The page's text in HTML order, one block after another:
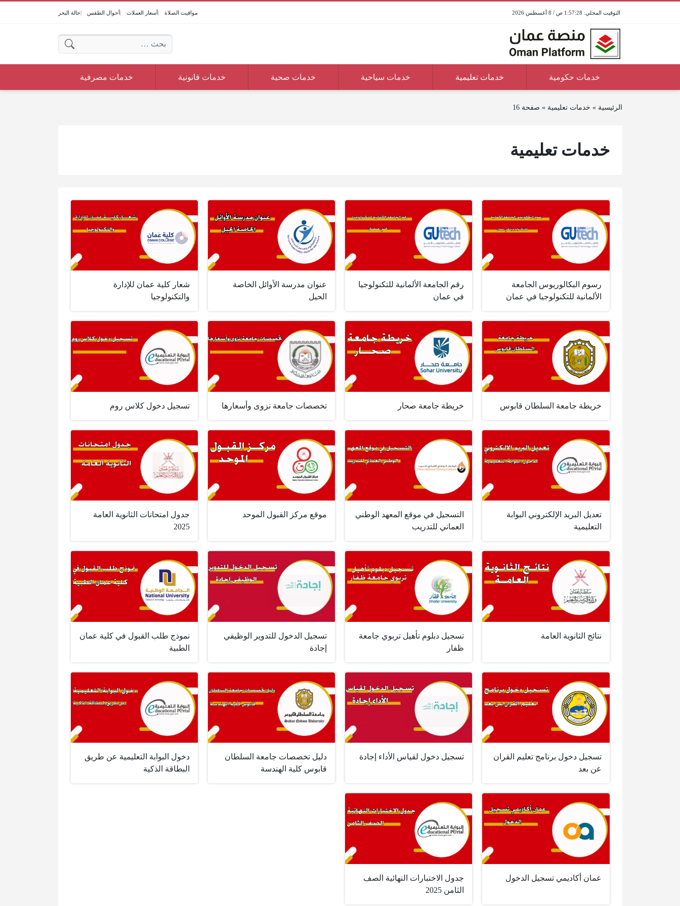
1:57:28 ص / 8 أغسطس 2026 مواقيت الصلاة أسعار العملات أحوال الطقس حالة البحر
البحث عن:
خدمات حكومية خدمات تعليمية خدمات سياحية خدمات صحية خدمات قانونية خدمات مصرفية
الرئيسية » خدمات تعليمية » صفحة 16
خدمات تعليمية
رسوم البكالوريوس الجامعة
الألمانية للتكنولوجيا في عمان
رقم الجامعة الألمانية للتكنولوجيا
في عمان
عنوان مدرسة الأوائل الخاصة
الحيل
شعار كلية عمان للإدارة
والتكنولوجيا
خريطة جامعة السلطان قابوس خريطة جامعة صحار تخصصات جامعة نزوى وأسعارها تسجيل دخول كلاس روم
تعديل البريد الإلكتروني البوابة
التعليمية
التسجيل في موقع المعهد الوطني
العماني للتدريب
موقع مركز القبول الموحد
جدول امتحانات الثانوية العامة
2025
نتائج الثانوية العامة
تسجيل دبلوم تأهيل تربوي جامعة
ظفار
تسجيل الدخول للتدوير الوظيفي
إجادة
نموذج طلب القبول في كلية عمان
الطبية
تسجيل دخول برنامج تعليم القران
عن بعد
تسجيل دخول لقياس الأداء إجادة
دليل تخصصات جامعة السلطان
قابوس كلية الهندسة
دخول البوابة التعليمية عن طريق
البطاقة الذكية
عمان أكاديمي تسجيل الدخول
جدول الاختبارات النهائية الصف
الثامن 2025